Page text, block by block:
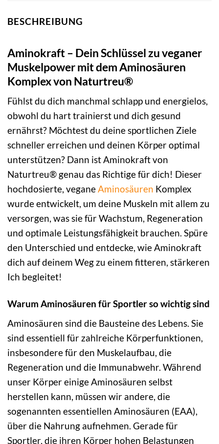
BESCHREIBUNG
Aminokraft – Dein Schlüssel zu veganer
Muskelpower mit dem Aminosäuren
Komplex von Naturtreu®
Fühlst du dich manchmal schlapp und energielos,
obwohl du hart trainierst und dich gesund
ernährst? Möchtest du deine sportlichen Ziele
schneller erreichen und deinen Körper optimal
unterstützen? Dann ist Aminokraft von
Naturtreu® genau das Richtige für dich! Dieser
hochdosierte, veganeAminosäuren Komplex
wurde entwickelt, um deine Muskeln mit allem zu
versorgen, was sie für Wachstum, Regeneration
und optimale Leistungsfähigkeit brauchen. Spüre
den Unterschied und entdecke, wie Aminokraft
dich auf deinem Weg zu einem fitteren, stärkeren
Ich begleitet!
Warum Aminosäuren für Sportler so wichtig sind
Aminosäuren sind die Bausteine des Lebens. Sie
sind essentiell für zahlreiche Körperfunktionen,
insbesondere für den Muskelaufbau, die
Regeneration und die Immunabwehr. Während
unser Körper einige Aminosäuren selbst
herstellen kann, müssen wir andere, die
sogenannten essentiellen Aminosäuren (EAA),
über die Nahrung aufnehmen. Gerade für
Sportler, die ihren Körper hohen Belastungen